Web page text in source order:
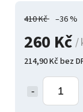
410 Kč –36 %
260 Kč /
214,90 Kč bez